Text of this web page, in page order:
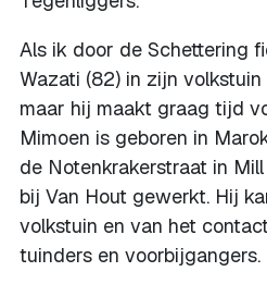
Als ik door de Schettering
Wazati (82) in zijn
maar hij maakt graag tijd
Mimoen is geboren in
de Notenkrakerstraat in
bij Van Hout gewerkt. Hij
volkstuin en van het
tuinders en voorbijgangers.